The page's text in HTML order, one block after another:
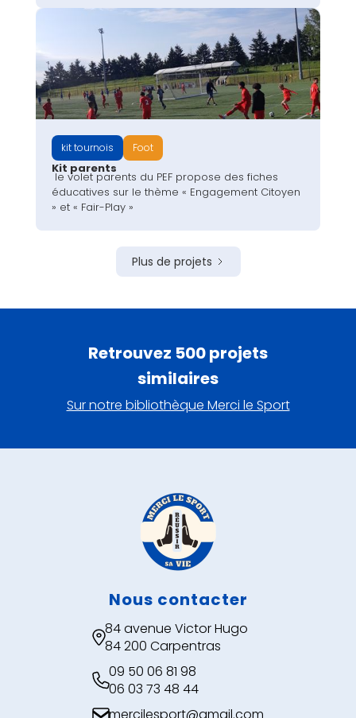
kit tournois Foot
Kit parents
le volet parents du PEF propose des fiches
éducatives sur le thème « Engagement Citoyen
» et « Fair-Play »
Plus de projets
Retrouvez 500 projets
similaires
Sur notre bibliothèque Merci le Sport
Nous contacter
84 avenue Victor Hugo
84 200 Carpentras
09 50 06 81 98
06 03 73 48 44
